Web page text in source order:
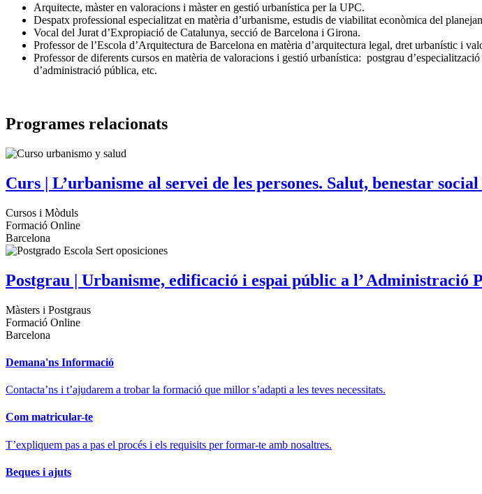
Arquitecte, màster en valoracions i màster en gestió urbanística per la UPC.
Despatx professional especialitzat en matèria d’urbanisme, estudis de viabilitat econòmica del
Vocal del Jurat d’Expropiació de Catalunya, secció de Barcelona i Girona.
Professor de l’Escola d’Arquitectura de Barcelona en matèria d’arquitectura legal, dret urbanístic i
Professor de diferents cursos en matèria de valoracions i gestió urbanística: postgrau
d’administració pública, etc.
Programes relacionats
Curs | L’urbanisme al servei de les persones. Salut, benestar
Cursos i Mòduls
Formació Online
Barcelona
Postgrau | Urbanisme, edificació i espai públic a l’ Administració
Màsters i Postgraus
Formació Online
Barcelona
Demana'ns Informació
Contacta’ns i t’ajudarem a trobar la formació que millor s’adapti a les teves necessitats.
Com matricular-te
T’expliquem pas a pas el procés i els requisits per formar-te amb nosaltres.
Beques i ajuts